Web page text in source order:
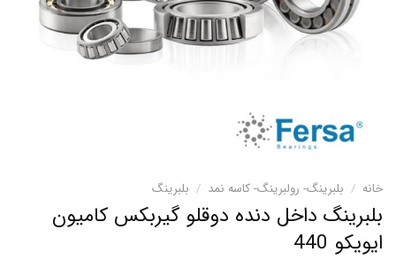
خانه / بلبرینگ- رولبرینگ- کاسه نمد / بلبرینگ
بلبرینگ داخل دنده دوقلو گیربکس کامیون
ایویکو 440